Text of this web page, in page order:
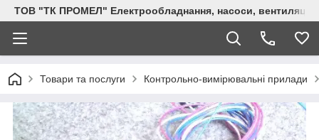
ТОВ "ТК ПРОМЕЛ" Електрообладнання, насоси, вентиляція,
Товари та послуги Контрольно-вимірювальні прилади